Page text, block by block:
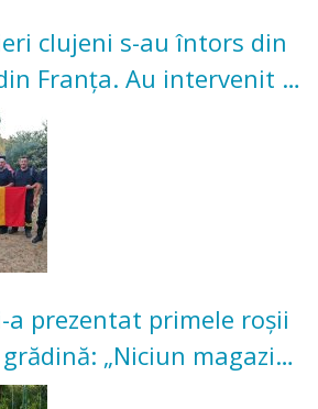
clujeni s-au întors din
Franța. Au intervenit la
și pădure
a prezentat primele roșii
„Niciun magazin
această satisfacție”